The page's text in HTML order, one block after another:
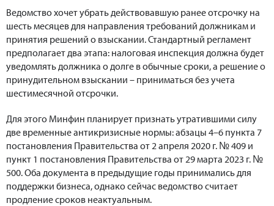
Ведомство хочет убрать действовавшую ранее отсрочку на
шесть месяцев для направления требований должникам и
принятия решений о взыскании. Стандартный регламент
предполагает два этапа: налоговая инспекция должна будет
уведомлять должника о долге в обычные сроки, а решение о
принудительном взыскании – приниматься без учета
шестимесячной отсрочки.
Для этого Минфин планирует признать утратившими силу
две временные антикризисные нормы: абзацы 4–6 пункта 7
постановления Правительства от 2 апреля 2020 г. № 409 и
пункт 1 постановления Правительства от 29 марта 2023 г. №
500. Оба документа в предыдущие годы принимались для
поддержки бизнеса, однако сейчас ведомство считает
продление сроков неактуальным.